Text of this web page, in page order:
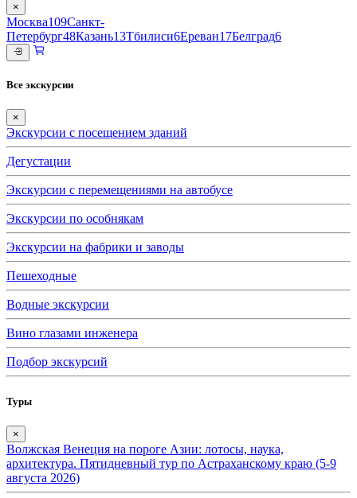
×
Москва109Санкт-
Петербург48Казань13Тбилиси6Ереван17Белград6
Все экскурсии
×
Экскурсии с посещением зданий
Дегустации
Экскурсии с перемещениями на автобусе
Экскурсии по особнякам
Экскурсии на фабрики и заводы
Пешеходные
Водные экскурсии
Вино глазами инженера
Подбор экскурсий
Туры
×
Волжская Венеция на пороге Азии: лотосы, наука,
архитектура. Пятидневный тур по Астраханскому краю (5-9
августа 2026)